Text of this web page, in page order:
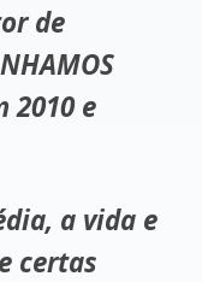
de
2010 e
a vida e
certas